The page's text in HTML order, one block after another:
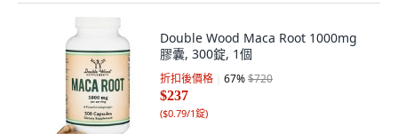
Double Wood Maca Root 1000mg
膠囊, 300錠, 1個
折扣後價格 67%$720
$237
($0.79/1錠)